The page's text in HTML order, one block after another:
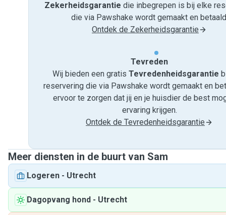
Zekerheidsgarantie die inbegrepen is bij elke
die via Pawshake wordt gemaakt en
Ontdek de Zekerheidsgarantie
Tevreden
Wij bieden een gratis Tevredenheids­garantie
reservering die via Pawshake wordt gemaakt en
ervoor te zorgen dat jij en je huisdier de best
ervaring krijgen.
Ontdek de Tevredenheidsgarantie
Meer diensten in de buurt van Sam
Logeren - Utrecht
Dagopvang hond - Utrecht